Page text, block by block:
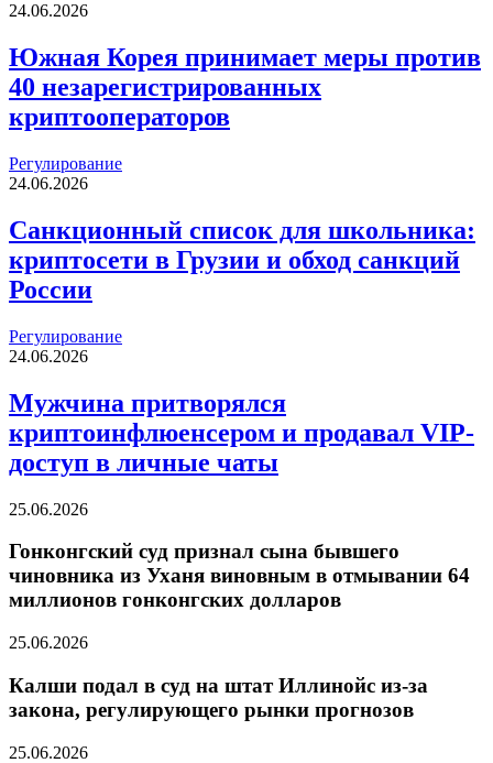
24.06.2026
Южная Корея принимает меры против
40 незарегистрированных
криптооператоров
Регулирование
24.06.2026
Санкционный список для школьника:
криптосети в Грузии и обход санкций
России
Регулирование
24.06.2026
Мужчина притворялся
криптоинфлюенсером и продавал VIP-
доступ в личные чаты
25.06.2026
Гонконгский суд признал сына бывшего
чиновника из Уханя виновным в отмывании 64
миллионов гонконгских долларов
25.06.2026
Калши подал в суд на штат Иллинойс из-за
закона, регулирующего рынки прогнозов
25.06.2026